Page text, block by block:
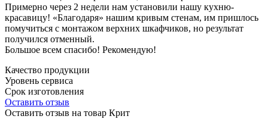
Примерно через 2 недели нам установили нашу кухню-
красавицу! «Благодаря» нашим кривым стенам, им пришлось
помучиться с монтажом верхних шкафчиков, но результат
получился отменный.
Большое всем спасибо! Рекомендую!
Качество продукции
Уровень сервиса
Срок изготовления
Оставить отзыв
Оставить отзыв на товар Крит